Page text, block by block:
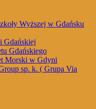
Wyższej w Gdańsku
Gdańskiej
Gdańskiego
Morski w Gdyni
sp. k. ( Grupa Via